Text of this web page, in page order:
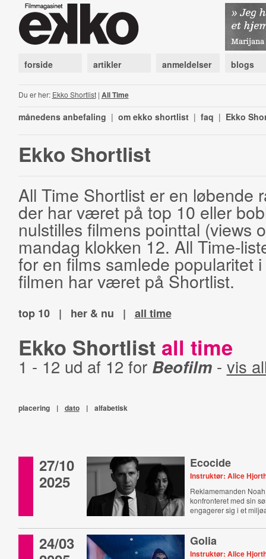
forside artikler anmeldelser blogs
Du er her: Ekko Shortlist| All Time
månedens anbefaling | om ekko shortlist | faq | Ekko
Ekko Shortlist
All Time Shortlist er en løbende
der har været på top 10 eller
nulstilles filmens pointtal (views
mandag klokken 12. All Time-
for en films samlede popularitet
filmen har været på Shortlist.
top 10 | her & nu | all time
Ekko Shortlist all time
1 - 12 ud af 12 for Beofilm- vis
placering | dato | alfabetisk
27/10
2025
Ecocide
Instruktør: Alice
Reklamemanden
konfronteret med sin
engagerer sig i et
24/03
Golia
Instruktør: Alice